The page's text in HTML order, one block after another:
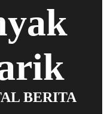
BERITA